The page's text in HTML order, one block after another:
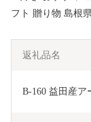
フト 贈り物 島根
返礼品名
B-160 益田産ア